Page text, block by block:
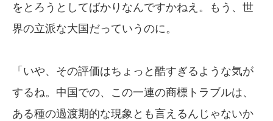
をとろうとしてばかりなんですかねえ。もう、世
界の立派な大国だっていうのに。
「いや、その評価はちょっと酷すぎるような気が
するね。中国での、この一連の商標トラブルは、
ある種の過渡期的な現象とも言えるんじゃないか